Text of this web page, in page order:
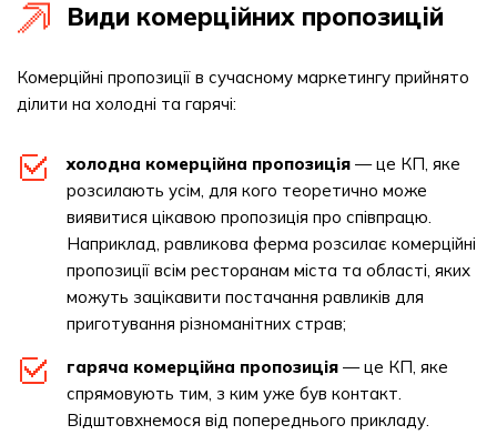
Види комерційних пропозицій
Комерційні пропозиції в сучасному маркетингу прийнято
ділити на холодні та гарячі:
холодна комерційна пропозиція — це КП, яке
розсилають усім, для кого теоретично може
виявитися цікавою пропозиція про співпрацю.
Наприклад, равликова ферма розсилає комерційні
пропозиції всім ресторанам міста та області, яких
можуть зацікавити постачання равликів для
приготування різноманітних страв;
гаряча комерційна пропозиція — це КП, яке
спрямовують тим, з ким уже був контакт.
Відштовхнемося від попереднього прикладу.